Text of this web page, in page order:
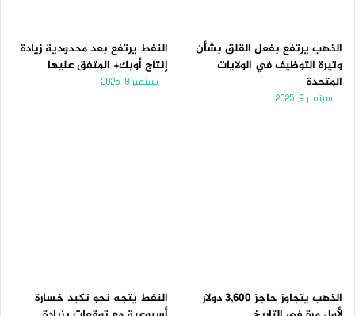
الذهب يرتفع بفعل القلق بشأن
وتيرة التوظيف في الولايات
المتحدة
سبتمبر 9, 2025
النفط يرتفع بعد محدودية زيادة
إنتاج أوبك+ المتفق عليها
سبتمبر 8, 2025
الذهب يتجاوز حاجز 3,600 دولار
النفط يتجه نحو تكبد خسارة